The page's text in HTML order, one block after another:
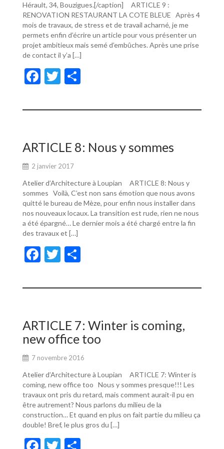
Hérault, 34, Bouzigues.[/caption] ARTICLE 9 :
RENOVATION RESTAURANT LA COTE BLEUE Après 4
mois de travaux, de stress et de travail acharné, je me
permets enfin d’écrire un article pour vous présenter un
projet ambitieux mais semé d’embûches. Après une prise
de contact il y’a […]
F
e
o
o
k
T
itt ta
er
ARTICLE 8: Nous y sommes
2 janvier 2017
Atelier d’Architecture à Loupian ARTICLE 8: Nous y
sommes Voilà, C’est non sans émotion que nous avons
quitté le bureau de Mèze, pour enfin nous installer dans
nos nouveaux locaux. La transition est rude, rien ne nous
a été épargné… Le dernier mois a été chargé entre la fin
des travaux et […]
F
e
o
o
k
T
itt ta
er
ARTICLE 7: Winter is coming,
new office too
7 novembre 2016
Atelier d’Architecture à Loupian ARTICLE 7: Winter is
coming, new office too Nous y sommes presque!!! Les
travaux ont pris du retard, mais comment aurait-il pu en
être autrement? Nous parlons du milieu de la
construction… Et quand en plus on fait partie du milieu ça
double! Bref, le plus gros du […]